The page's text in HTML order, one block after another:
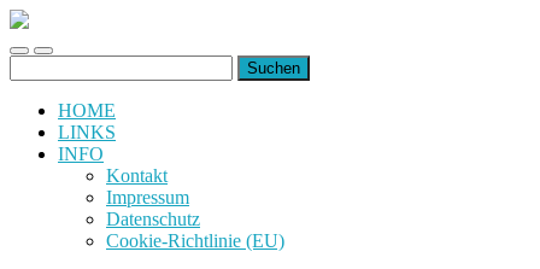
uiuiuiuiuiuiui.de
Toggle
mobile
Toggle
search
nach:
HOME
LINKS
INFO
Kontakt
Impressum
Datenschutz
Cookie-Richtlinie (EU)